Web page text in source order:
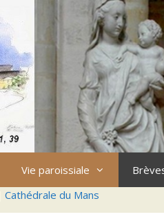
Vie paroissiale
Cathédrale du Mans